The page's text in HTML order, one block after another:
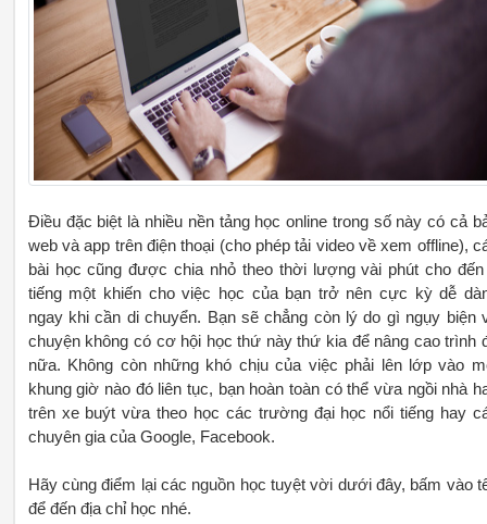
Điều đặc biệt là nhiều nền tảng học online trong số này có cả
web và app trên điện thoại (cho phép tải video về xem offline),
bài học cũng được chia nhỏ theo thời lượng vài phút cho
tiếng một khiến cho việc học của bạn trở nên cực kỳ dễ
ngay khi cần di chuyển. Bạn sẽ chẳng còn lý do gì ngụy biện
chuyện không có cơ hội học thứ này thứ kia để nâng cao trình
nữa. Không còn những khó chịu của việc phải lên lớp vào
khung giờ nào đó liên tục, bạn hoàn toàn có thể vừa ngồi nhà
trên xe buýt vừa theo học các trường đại học nổi tiếng hay
chuyên gia của Google, Facebook.
Hãy cùng điểm lại các nguồn học tuyệt vời dưới đây, bấm vào
để đến địa chỉ học nhé.